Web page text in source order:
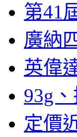
第41
廣納
英偉
93g
定價